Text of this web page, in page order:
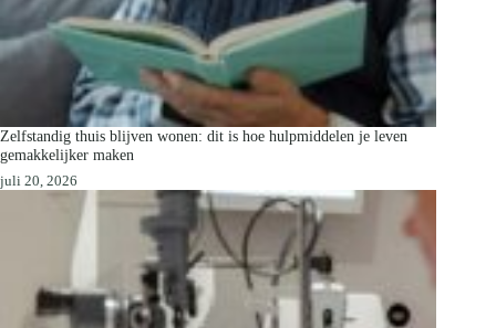
Zelfstandig thuis blijven wonen: dit is hoe hulpmiddelen je leven
gemakkelijker maken
juli 20, 2026